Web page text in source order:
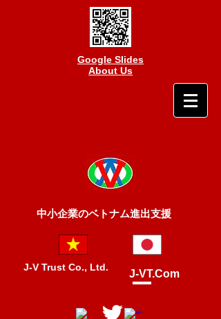
Google Slides
About Us
中小企業のベトナム進出支援
J-V Trust Co., Ltd.
J-VT.Com